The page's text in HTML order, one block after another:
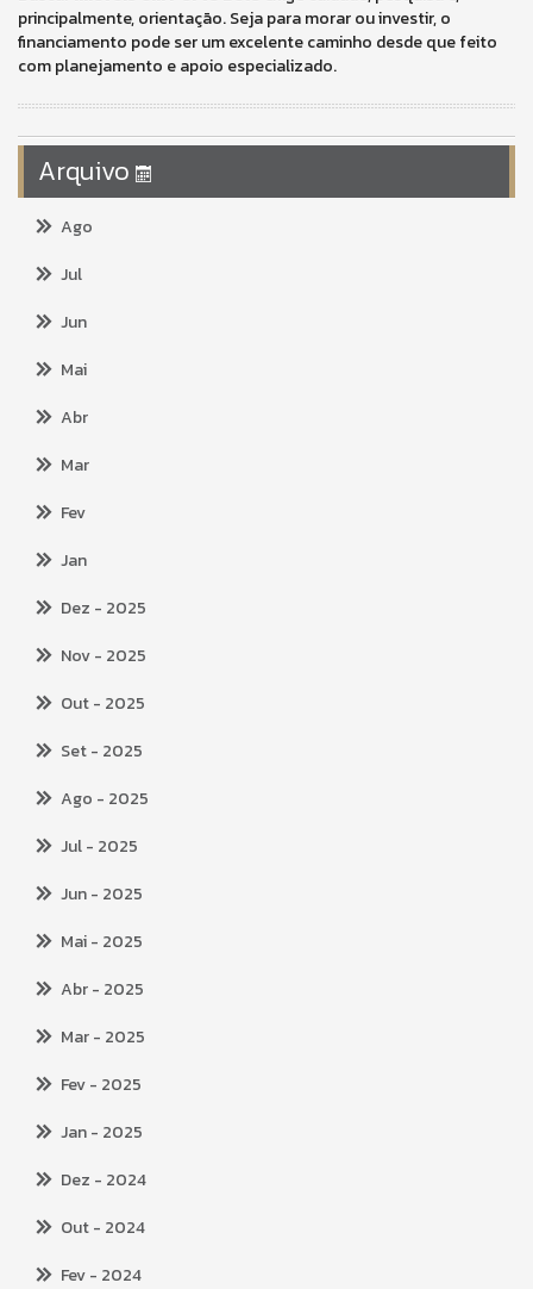
principalmente, orientação. Seja para morar ou investir, o
financiamento pode ser um excelente caminho desde que feito
com planejamento e apoio especializado.
Arquivo
Ago
Jul
Jun
Mai
Abr
Mar
Fev
Jan
Dez - 2025
Nov- 2025
Out- 2025
Set- 2025
Ago - 2025
Jul- 2025
Jun- 2025
Mai- 2025
Abr- 2025
Mar- 2025
Fev- 2025
Jan- 2025
Dez - 2024
Out- 2024
Fev- 2024